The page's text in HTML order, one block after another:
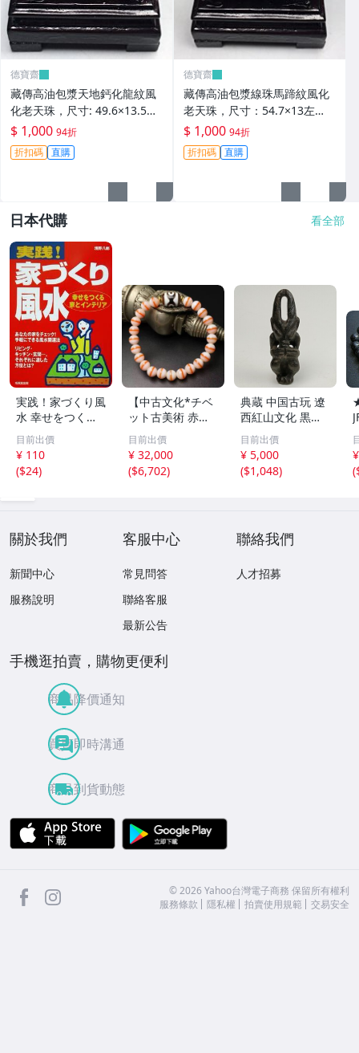
德寶齋
藏傳高油包漿天地鈣化龍紋風
化老天珠，尺寸: 49.6×13.5左
右，材質：瑪瑙， 天珠 瑪瑙
硃砂【德寶齋】406
$ 1,000 94折
折扣碼 直購
德寶齋
藏傳高油包漿線珠馬蹄紋風化
老天珠，尺寸：54.7×13左
右，材質：瑪瑙，玉髓 天珠 瑪
瑙 硃砂【德寶齋】405
$ 1,000 94折
折扣碼 直購
日本代購 看全部
実践！家づくり風
水 幸せをつくる
家とインテリア/
浅野八郎(著者)
目前出價
¥ 110
($24)
【中古文化*チベ
ット古美術 赤縞
天眼瑪瑙丸珠 天
地天珠組み合わせ
ブレスレット 縞
瑪瑙 古玩 アンテ
目前出價
¥ 32,000
($6,702)
典蔵 中国古玩 遼
西紅山文化 黒曜
石 黒皮玉 太陽神
祈祷像 唐物 骨董
品 古美術 古玉 彫
刻 時代物 魔除け
目前出價
¥ 5,000
($1,048)
(
關於我們
新聞中心
服務說明
客服中心
常見問答
聯絡客服
最新公告
聯絡我們
人才招募
手機逛拍賣，購物更便利
商品降價通知
買賣即時溝通
商品到貨動態
APP Store
facebook ©2026 Yahoo台灣電子商務 保留所有權利
服務條款
隱私權 拍賣使用規範 交易安全